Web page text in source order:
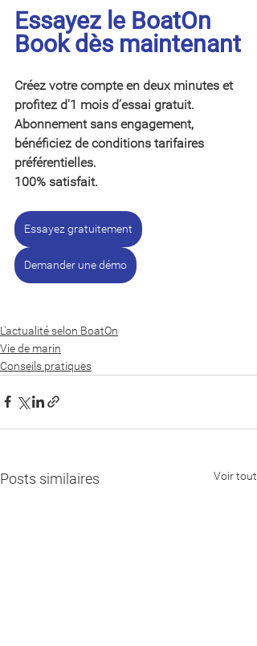
Essayez le BoatOn
Book dès maintenant
Créez votre compte en deux minutes et
profitez d'1 mois d’essai gratuit.
Abonnement sans engagement,
bénéficiez de conditions tarifaires
préférentielles.
100% satisfait.
Essayez gratuitement
Demander une démo
L'actualité selon BoatOn
Vie de marin
Conseils pratiques
Posts similaires Voir tout